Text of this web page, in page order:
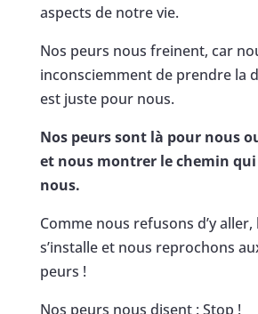
aspects de notre vie.
Nos peurs nous freinent, car
inconsciemment de prendre la
est juste pour nous.
Nos peurs sont là pour nous
et nous montrer le chemin
nous.
Comme nous refusons d’y aller,
s’installe et nous reprochons
peurs !
Nos peurs nous disent : Stop !